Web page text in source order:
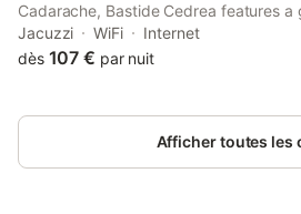
Cadarache, Bastide Cedrea features
garden. This property offers access to
parking and free WiFi. The guest
Jacuzzi WiFi
Internet
dès 107 € par nuit
Afficher toutes les